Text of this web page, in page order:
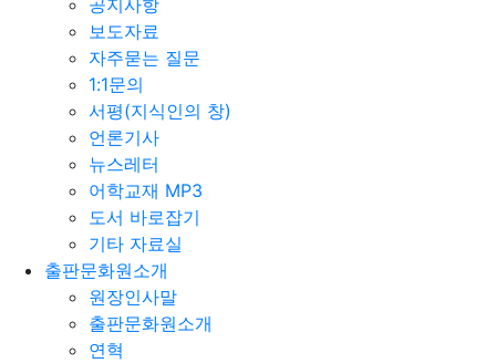
보도자료
자주묻는 질문
1:1문의
서평(지식인의 창)
언론기사
뉴스레터
어학교재 MP3
도서 바로잡기
기타 자료실
출판문화원소개
원장인사말
출판문화원소개
연혁